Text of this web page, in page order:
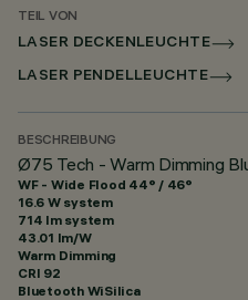
TEIL VON
LASER DECKENLEUCHTE
LASER PENDELLEUCHTE
BESCHREIBUNG
Ø75 Tech - Warm Dimming
WF - Wide Flood 44° / 46°
16.6 W system
714 lm system
43.01 lm/W
Warm Dimming
CRI 92
Bluetooth WiSilica